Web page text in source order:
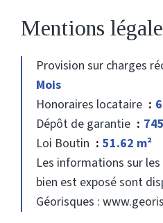
Mentions
Provision sur charges
Mois
Honoraires locataire
Dépôt de garantie
Loi Boutin
51.62 m²
Les informations sur
bien est exposé sont
Géorisques :